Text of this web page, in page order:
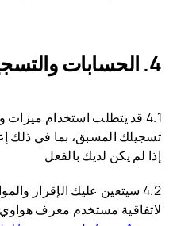
الحسابات
4.1 قد يتطلب استخدام
تسجيلك المسبق، بما في ذلك
إذا لم يكن لديك بالفعل
4.2 سيتعين عليك الإقرار
لاتفاقية مستخدم معرف